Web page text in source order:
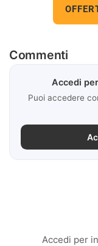
Commenti
Accedi
Puoi accedere
Accedi per